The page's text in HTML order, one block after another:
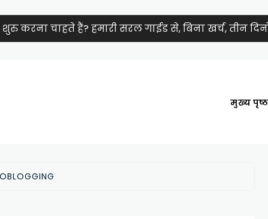
करना चाहते हैं? हमारी सरल गाईड से, बिना खर्च, तीन
मुख्य पृष्ठ